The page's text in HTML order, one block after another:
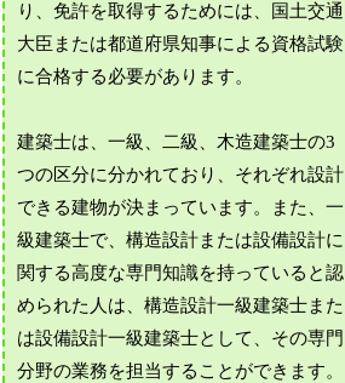
り、免許を取得するためには、国土交通
大臣または都道府県知事による資格試験
に合格する必要があります。
建築士は、一級、二級、木造建築士の3
つの区分に分かれており、それぞれ設計
できる建物が決まっています。また、一
級建築士で、構造設計または設備設計に
関する高度な専門知識を持っていると認
められた人は、構造設計一級建築士また
は設備設計一級建築士として、その専門
分野の業務を担当することができます。